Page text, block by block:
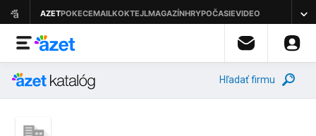
Hľadať firmu